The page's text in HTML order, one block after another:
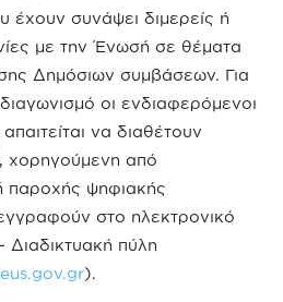
έχουν συνάψει διμερείς ή
με την Ένωσή σε θέματα
Δημόσιων συμβάσεων. Για
οι ενδιαφερόμενοι
να διαθέτουν
χορηγούμενη από
παροχής ψηφιακής
στο ηλεκτρονικό
πύλη
).